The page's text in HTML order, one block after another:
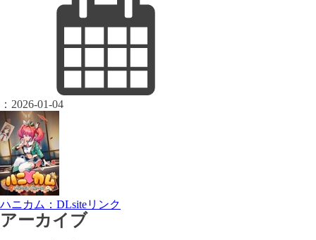
： 2026-01-04
ハニカム：DLsiteリンク
アーカイブ